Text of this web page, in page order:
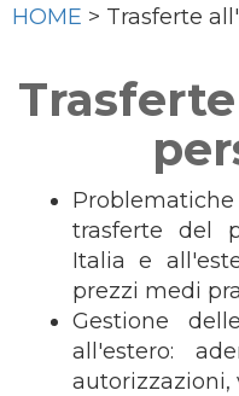
HOME > Trasferte
trasferte del
Italia e
prezzi medi
Gestione
all'estero:
autorizzazioni,